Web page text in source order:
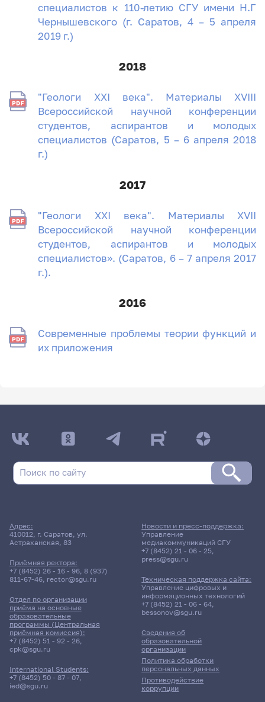
специалистов к 110-летию СГУ имени Н.Г
Чернышевского (г. Саратов, 4 – 5 апреля
2019 г.)
2018
"Геологи XXI века". Материалы XVIII
Всероссийской научной конференции
студентов, аспирантов и молодых
специалистов (Саратов, 5 – 6 апреля 2018
г.)
2017
"Геологи XXI века". Материалы XVII
Всероссийской научной конференции
студентов, аспирантов и молодых
специалистов». (Саратов, 6 – 7 апреля 2017
г.).
2016
Современные проблемы теории функций и
их приложения
Адрес:
410012, г. Саратов, ул.
Астраханская, 83
Приёмная ректора:
+7 (8452) 26 - 16 - 96, 8 (937)
811-67-46, rector@sgu.ru
Отдел по организации
приёма на основные
образовательные
программы (Центральная
приёмная комиссия):
+7 (8452) 51 - 92 - 26,
cpk@sgu.ru
International Students:
+7 (8452) 50 - 87 - 07,
ied@sgu.ru
Сведения об
образовательной
организации
Политика обработки
персональных данных
Противодействие
коррупции
Новости и пресс-поддержка:
Управление
медиакоммуникаций СГУ
+7 (8452) 21 - 06 - 25,
press@sgu.ru
Техническая поддержка сайта:
Управление цифровых и
информационных технологий
+7 (8452) 21 - 06 - 64,
bessonov@sgu.ru